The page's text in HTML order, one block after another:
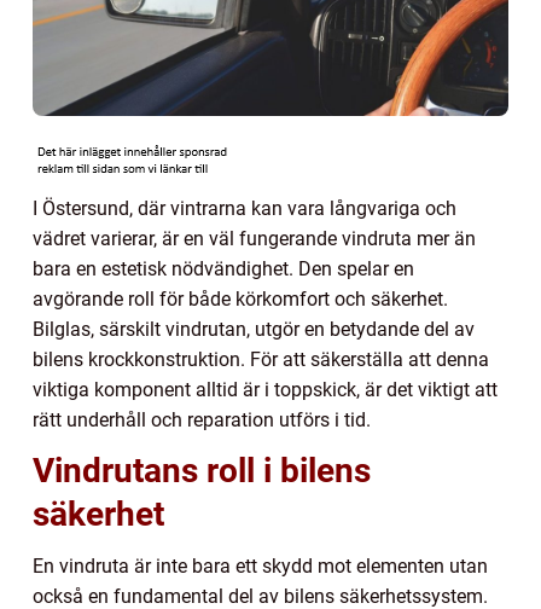
I Östersund, där vintrarna kan vara långvariga och
vädret varierar, är en väl fungerande vindruta mer än
bara en estetisk nödvändighet. Den spelar en
avgörande roll för både körkomfort och säkerhet.
Bilglas, särskilt vindrutan, utgör en betydande del av
bilens krockkonstruktion. För att säkerställa att denna
viktiga komponent alltid är i toppskick, är det viktigt att
rätt underhåll och reparation utförs i tid.
Vindrutans roll i bilens
säkerhet
En vindruta är inte bara ett skydd mot elementen utan
också en fundamental del av bilens säkerhetssystem.